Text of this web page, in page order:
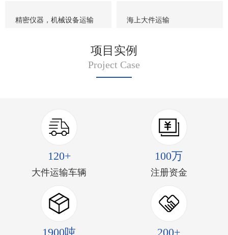
精密仪器，机械设备运输 海上大件运输
项目实例
Project Case
120+
大件运输车辆
100万
注册资金
1900吨 200+